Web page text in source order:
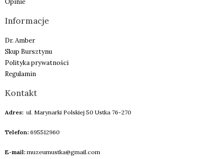
Informacje
Dr. Amber
Skup Bursztynu
Polityka prywatności
Regulamin
Kontakt
Adres: ul. Marynarki Polskiej 50 Ustka 76-270
Telefon: 695512960
E-mail: muzeumustka@gmail.com